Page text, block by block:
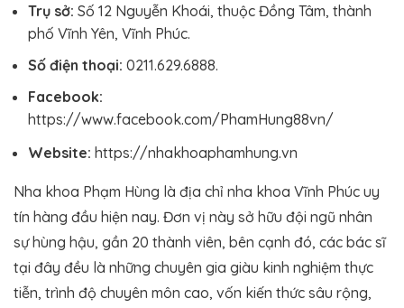
Trụ sở: Số 12 Nguyễn Khoái, thuộc Đồng Tâm, thành
phố Vĩnh Yên, Vĩnh Phúc.
Số điện thoại: 0211.629.6888.
Facebook:
https://www.facebook.com/PhamHung88vn/
Website: https://nhakhoaphamhung.vn
Nha khoa Phạm Hùng là địa chỉ nha khoa Vĩnh Phúc uy
tín hàng đầu hiện nay. Đơn vị này sở hữu đội ngũ nhân
sự hùng hậu, gần 20 thành viên, bên cạnh đó, các bác sĩ
tại đây đều là những chuyên gia giàu kinh nghiệm thực
tiễn, trình độ chuyên môn cao, vốn kiến thức sâu rộng,